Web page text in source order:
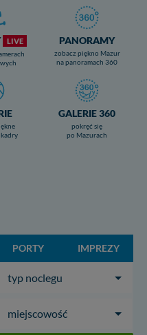
LIVE PANORAMY
zobacz piękno Mazur
na panoramach 360
GALERIE 360
pokręć się
po Mazurach
PORTY IMPREZY
typ noclegu
miejscowość